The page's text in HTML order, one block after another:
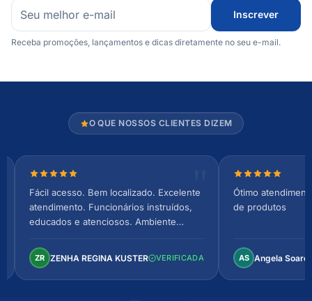
Inscrever
Receba promoções, lançamentos e dicas diretamente no seu e-mail.
O QUE NOSSOS CLIENTES DIZEM
Nota 5 de 5 estrelas
Fácil acesso. Bem localizado. Excelente
atendimento. Funcionários instruídos,
educados e atenciosos. Ambiente
Perfeito!
ZR ZENHA REGINA KUSTER VERIFICADA
Nota 5 de 5
Ótimo
de produtos
AS Angela